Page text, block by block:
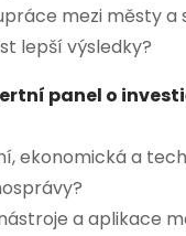
mezi městy a
lepší výsledky?
panel o
ekonomická a
a aplikace